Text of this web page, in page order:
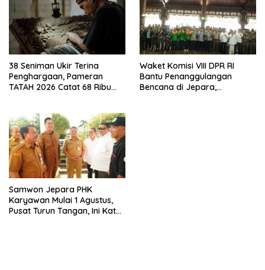
38 Seniman Ukir Terina
Penghargaan, Pameran
TATAH 2026 Catat 68 Ribu
Waket Komisi VIII DPR RI
Bantu Penanggulangan
Bencana di Jepara,
Samwon Jepara PHK
Karyawan Mulai 1 Agustus,
Pusat Turun Tangan, Ini Kata